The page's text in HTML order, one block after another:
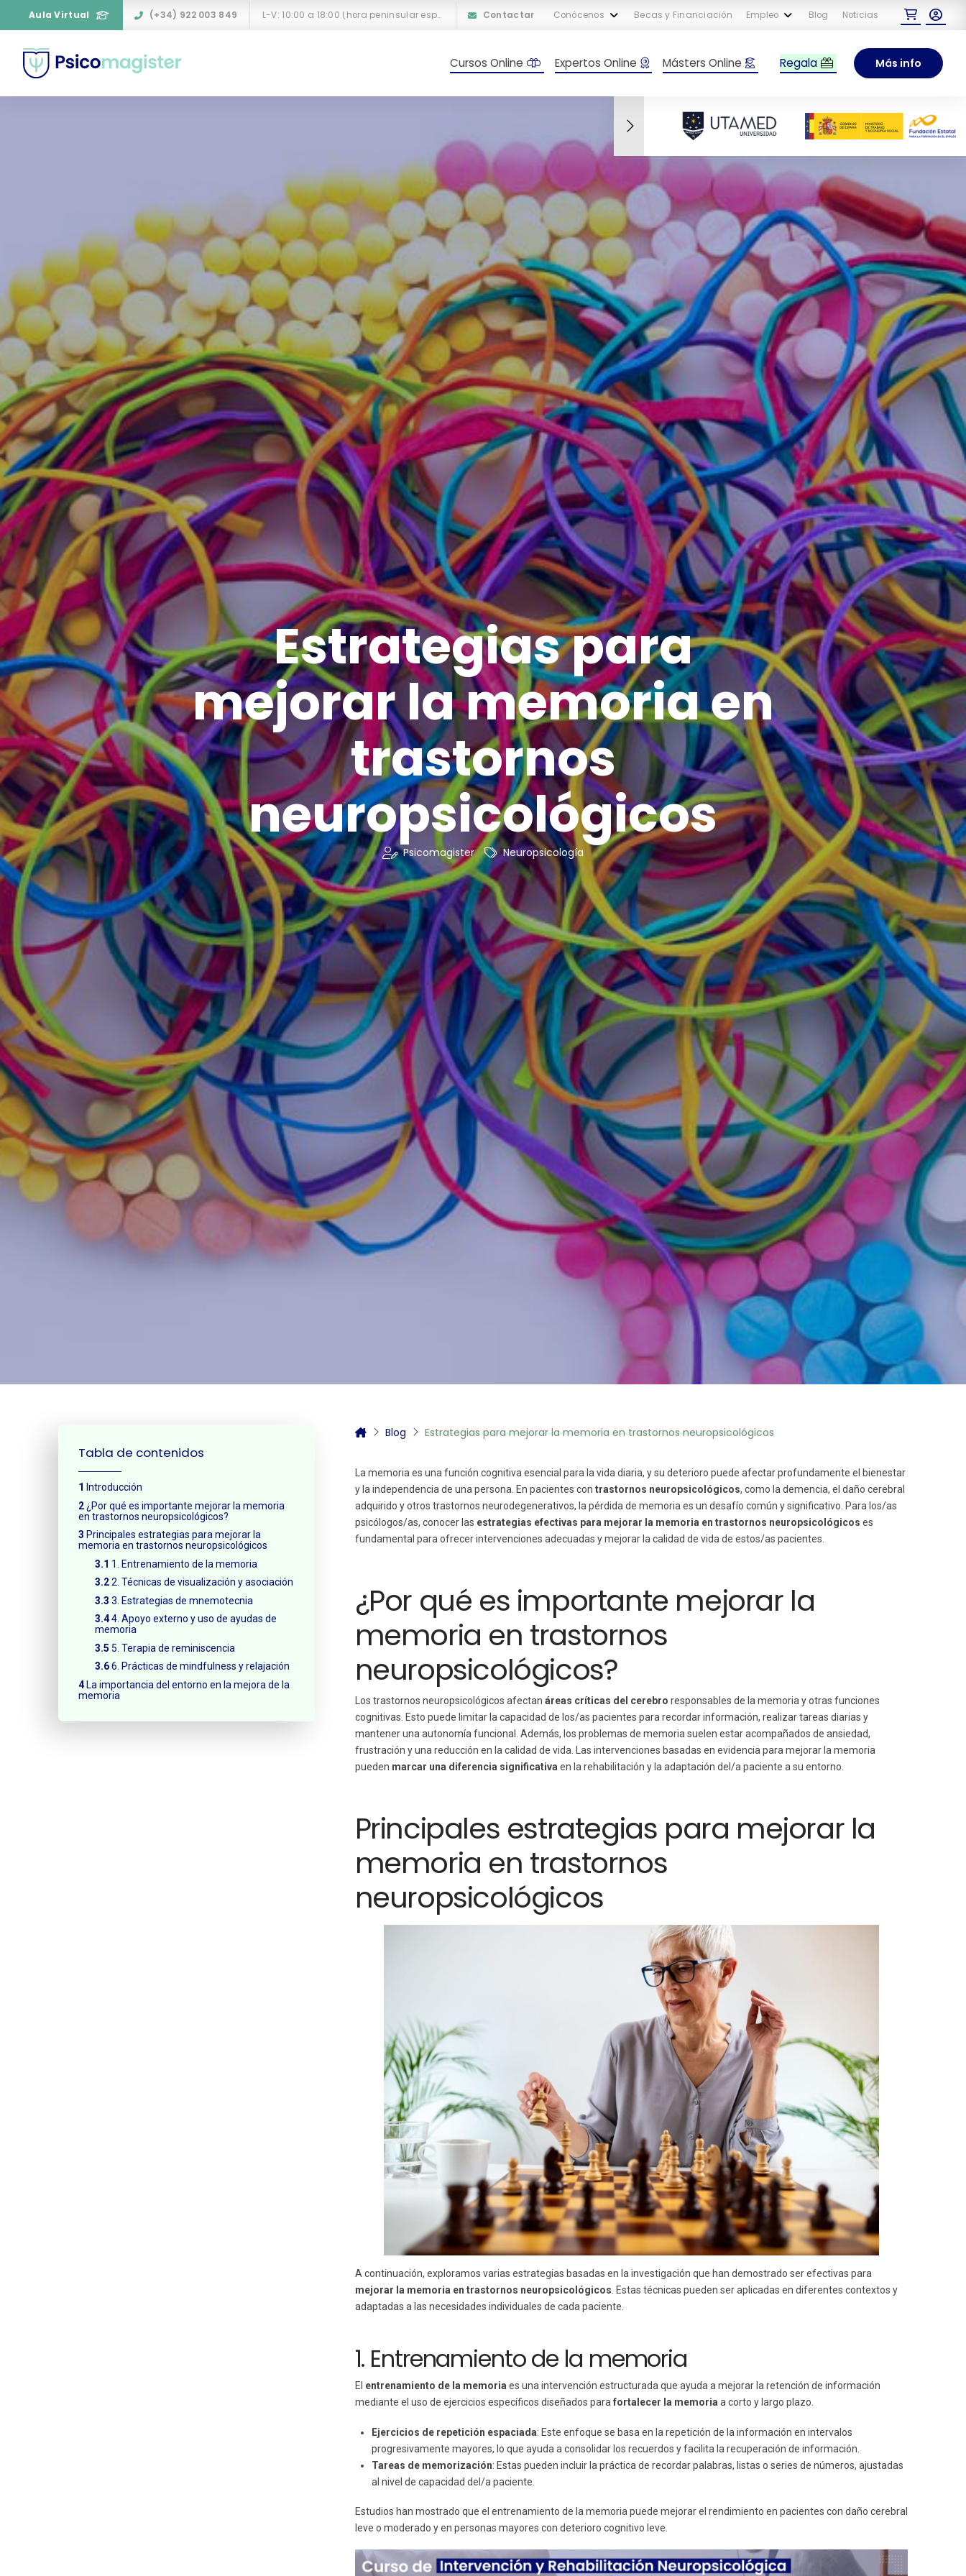
Aula Virtual (+34) 922 003 849 L-V: 10:00 a 18:00 (hora peninsular española) Contactar Conócenos Becas y Financiación Empleo Blog Noticias
Cursos Online Expertos Online Másters Online Regala Más info
Estrategias para
mejorar la memoria en
trastornos
neuropsicológicos
Psicomagister Neuropsicología
Tabla de contenidos
Introducción
¿Por qué es importante mejorar la memoria
en trastornos neuropsicológicos?
Principales estrategias para mejorar la
memoria en trastornos neuropsicológicos
1. Entrenamiento de la memoria
2. Técnicas de visualización y asociación
3. Estrategias de mnemotecnia
4. Apoyo externo y uso de ayudas de
memoria
5. Terapia de reminiscencia
6. Prácticas de mindfulness y relajación
La importancia del entorno en la mejora de la
memoria
Blog Estrategias para mejorar la memoria en trastornos neuropsicológicos
La memoria es una función cognitiva esencial para la vida diaria, y su deterioro puede afectar profundamente el bienestar
y la independencia de una persona. En pacientes con trastornos neuropsicológicos, como la demencia, el daño cerebral
adquirido y otros trastornos neurodegenerativos, la pérdida de memoria es un desafío común y significativo. Para los/as
psicólogos/as, conocer las estrategias efectivas para mejorar la memoria en trastornos neuropsicológicos es
fundamental para ofrecer intervenciones adecuadas y mejorar la calidad de vida de estos/as pacientes.
¿Por qué es importante mejorar la
memoria en trastornos
neuropsicológicos?
Los trastornos neuropsicológicos afectan áreas críticas del cerebro responsables de la memoria y otras funciones
cognitivas. Esto puede limitar la capacidad de los/as pacientes para recordar información, realizar tareas diarias y
mantener una autonomía funcional. Además, los problemas de memoria suelen estar acompañados de ansiedad,
frustración y una reducción en la calidad de vida. Las intervenciones basadas en evidencia para mejorar la memoria
pueden marcar una diferencia significativa en la rehabilitación y la adaptación del/a paciente a su entorno.
Principales estrategias para mejorar la
memoria en trastornos
neuropsicológicos
A continuación, exploramos varias estrategias basadas en la investigación que han demostrado ser efectivas para
mejorar la memoria en trastornos neuropsicológicos . Estas técnicas pueden ser aplicadas en diferentes contextos y
adaptadas a las necesidades individuales de cada paciente.
1. Entrenamiento de la memoria
El entrenamiento de la memoria es una intervención estructurada que ayuda a mejorar la retención de información
mediante el uso de ejercicios específicos diseñados parafortalecer la memoria a corto y largo plazo.
Ejercicios de repetición espaciada: Este enfoque se basa en la repetición de la información en intervalos
progresivamente mayores, lo que ayuda a consolidar los recuerdos y facilita la recuperación de información.
Tareas de memorización: Estas pueden incluir la práctica de recordar palabras, listas o series de números, ajustadas
al nivel de capacidad del/a paciente.
Estudios han mostrado que el entrenamiento de la memoria puede mejorar el rendimiento en pacientes con daño cerebral
leve o moderado y en personas mayores con deterioro cognitivo leve.